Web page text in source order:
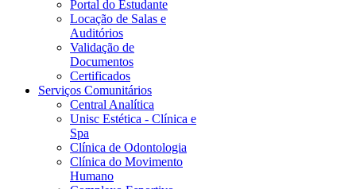
Portal do Estudante
Locação de Salas e
Auditórios
Validação de
Documentos
Certificados
Serviços Comunitários
Central Analítica
Unisc Estética - Clínica e
Spa
Clínica de Odontologia
Clínica do Movimento
Humano